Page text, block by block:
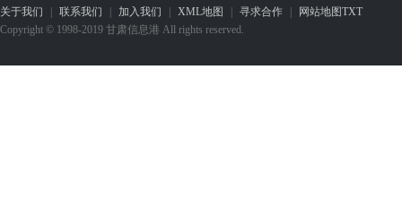
关于我们 | 联系我们 | 加入我们 | XML地图 | 寻求合作 | 网站地图TXT
Copyright © 1998-2019 甘肃信息港 All rights reserved.